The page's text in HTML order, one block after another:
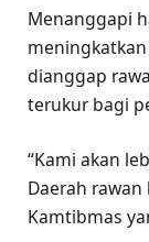
Menanggapi
dianggap
terukur bagi
“Kami akan
Daerah
Kamtibmas